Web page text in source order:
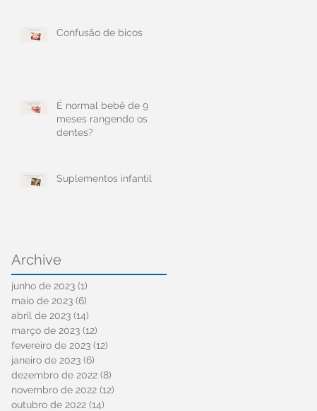
Confusão de bicos
É normal bebê de 9
meses rangendo os
dentes?
Suplementos infantil
Archive
junho de 2023 (1)
maio de 2023 (6)
abril de 2023 (14)
março de 2023 (12)
fevereiro de 2023 (12)
janeiro de 2023 (6)
dezembro de 2022 (8)
novembro de 2022 (12)
outubro de 2022 (14)